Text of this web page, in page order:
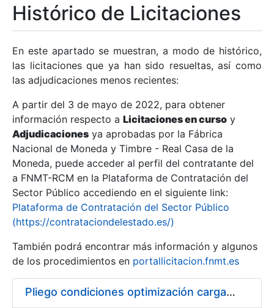
Mostrar/Ocultar
Mostrar/Ocultar
Mostrar/Ocultar
Histórico de Licitaciones
En este apartado se muestran, a modo de histórico,
las licitaciones que ya han sido resueltas, así como
las adjudicaciones menos recientes:
A partir del 3 de mayo de 2022, para obtener
información respecto a Licitaciones en curso y
Adjudicaciones ya aprobadas por la Fábrica
Nacional de Moneda y Timbre - Real Casa de la
Moneda, puede acceder al perfil del contratante del
a FNMT-RCM en la Plataforma de Contratación del
Sector Público accediendo en el siguiente link:
Plataforma de Contratación del Sector Público
(https://contrataciondelestado.es/)
También podrá encontrar más información y algunos
de los procedimientos en portallicitacion.fnmt.es
Pliego condiciones optimización cargas compras firmado